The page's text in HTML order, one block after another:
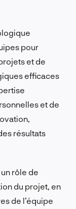
pour
et de
efficaces
et de
résultats
rôle de
du projet, en
de l’équipe